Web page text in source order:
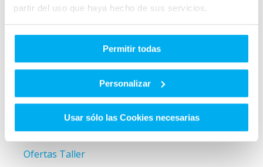
partir del uso que haya hecho de sus servicios.
Permitir todas
Personalizar
Usar sólo las Cookies necesarias
por su parte, encarna un estilo moderno y
deportividad refinada, unidos a una ligereza
asombrosa y rasgos que obedecen al principio
de claridad sensual.
Categorías
Ofertas Taller